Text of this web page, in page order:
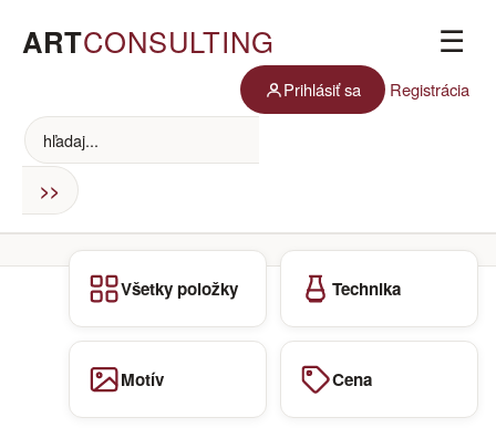
ARTCONSULTING ☰
Prihlásiť sa Registrácia
Všetky položky Technika
Motív Cena